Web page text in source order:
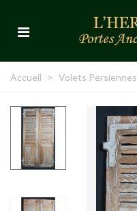
Accueil > Volets Persiennes